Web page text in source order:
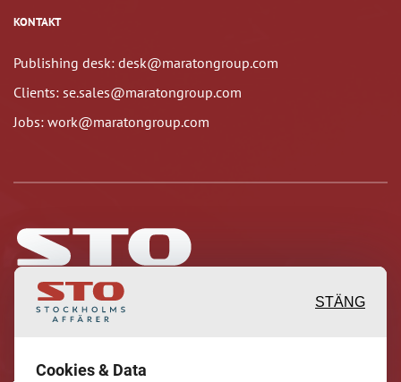
KONTAKT
Publishing desk: desk@maratongroup.com
Clients: se.sales@maratongroup.com
Jobs: work@maratongroup.com
STÄNG
Cookies & Data